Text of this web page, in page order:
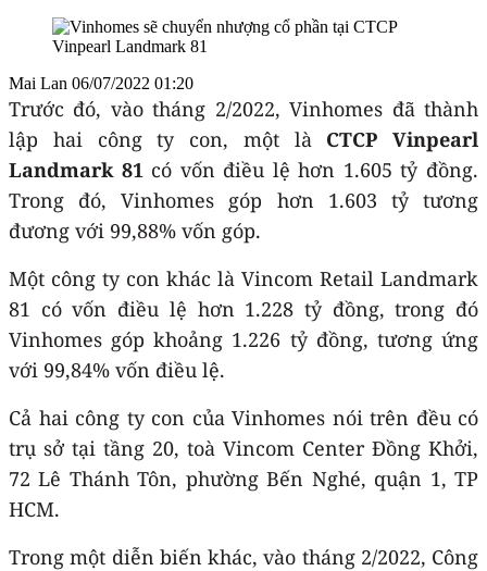
Mai Lan 06/07/2022 01:20
Trước đó, vào tháng 2/2022, Vinhomes đã thành
lập hai công ty con, một là CTCP Vinpearl
Landmark 81 có vốn điều lệ hơn 1.605 tỷ đồng.
Trong đó, Vinhomes góp hơn 1.603 tỷ tương
đương với 99,88% vốn góp.
Một công ty con khác là Vincom Retail Landmark
81 có vốn điều lệ hơn 1.228 tỷ đồng, trong đó
Vinhomes góp khoảng 1.226 tỷ đồng, tương ứng
với 99,84% vốn điều lệ.
Cả hai công ty con của Vinhomes nói trên đều có
trụ sở tại tầng 20, toà Vincom Center Đồng Khởi,
72 Lê Thánh Tôn, phường Bến Nghé, quận 1, TP
HCM.
Trong một diễn biến khác, vào tháng 2/2022, Công